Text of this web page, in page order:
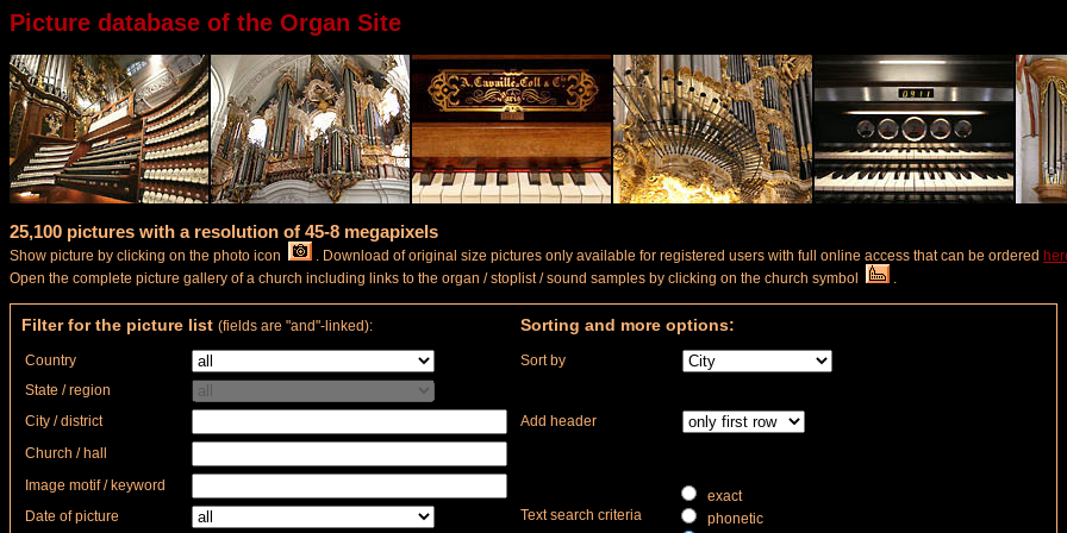
Picture database of the Organ Site
25,100 pictures with a resolution of 45-8 megapixels
Show picture by clicking on the photo icon . Download of original size pictures only available for registered users with full online access that can be ordered
Open the complete picture gallery of a church including links to the organ / stoplist / sound samples by clicking on the church symbol
.
Filter for the picture list (fields are "and"-linked): Sorting and more options:
Country
Sort by
State / region
City / district
Add header
Church / hall
Image motif / keyword
Text search criteria
exact
phonetic
Date of picture